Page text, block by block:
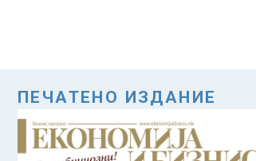
ПЕЧАТЕНО ИЗДАНИЕ